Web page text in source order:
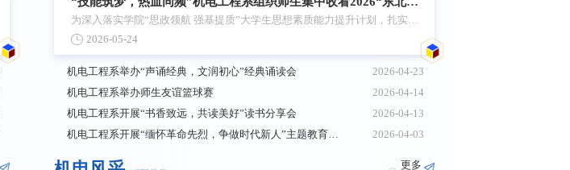
超”揭幕战
为深入落实学院“思政领航 强基提质”大学生思想素质能力提升计划，扎实推
进素养提升行动，机电工程系于5月23日在学院多功能厅组织300余名学生观
2026-05-24
机电工程系举办“声诵经典，文润初心”经典诵读会
2026-04-23
机电工程系举办师生友谊篮球赛
2026-04-14
机电工程系开展“书香致远，共读美好”读书分享会
2026-04-13
机电工程系开展“缅怀革命先烈，争做时代新人”主题教育活动
2026-04-03
更多